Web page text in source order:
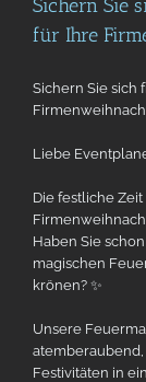
Sichern Sie
für Ihre
Sichern Sie sich
Liebe
Die festliche
Haben Sie
magischen
krönen? ✨
Unsere
Festivitäten in